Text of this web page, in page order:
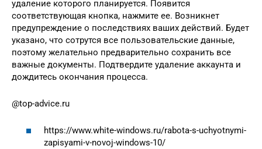
удаление которого планируется. Появится
соответствующая кнопка, нажмите ее. Возникнет
предупреждение о последствиях ваших действий. Будет
указано, что сотрутся все пользовательские данные,
поэтому желательно предварительно сохранить все
важные документы. Подтвердите удаление аккаунта и
дождитесь окончания процесса.
@top-advice.ru
https://www.white-windows.ru/rabota-s-uchyotnymi-
zapisyami-v-novoj-windows-10/